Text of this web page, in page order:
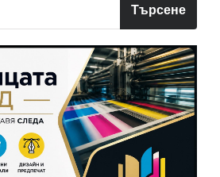
Търсене